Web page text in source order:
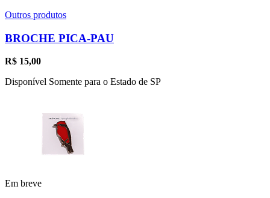
Outros produtos
BROCHE PICA-PAU
R$ 15,00
Disponível Somente para o Estado de SP
Em breve